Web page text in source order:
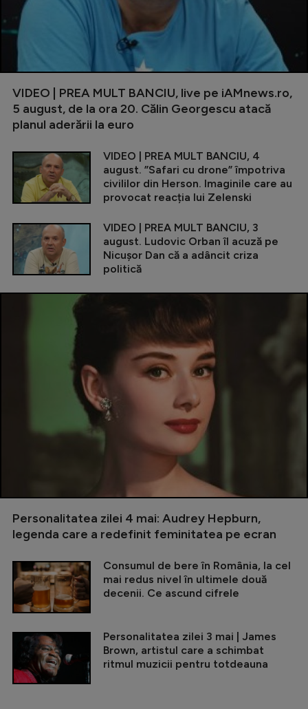
VIDEO | PREA MULT BANCIU, live pe iAMnews.ro,
5 august, de la ora 20. Călin Georgescu atacă
planul aderării la euro
VIDEO | PREA MULT BANCIU, 4
august. ”Safari cu drone” împotriva
civililor din Herson. Imaginile care au
provocat reacția lui Zelenski
VIDEO | PREA MULT BANCIU, 3
august. Ludovic Orban îl acuză pe
Nicușor Dan că a adâncit criza
politică
Personalitatea zilei 4 mai: Audrey Hepburn,
legenda care a redefinit feminitatea pe ecran
Consumul de bere în România, la cel
mai redus nivel în ultimele două
decenii. Ce ascund cifrele
Personalitatea zilei 3 mai | James
Brown, artistul care a schimbat
ritmul muzicii pentru totdeauna